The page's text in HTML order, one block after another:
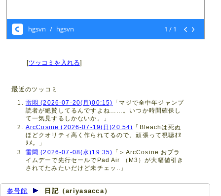
[ツッコミを入れる]
最近のツッコミ
雷悶 (2026-07-20(月)00:15)
「マジで全中年ジャンプ
読者が絶賛してるんですよね……。いつか時間確保し
て一気見するしかないか。」
ArcCosine (2026-07-19(日)20:54)
「Bleachは死ぬ
ほどクオリティ高く作られてるので、頑張って視聴ｵﾇ
ﾇﾒ。」
雷悶 (2026-07-08(水)19:35)
「＞ArcCosine おプラ
イムデーで先行セールでPad Air （M3）が大幅値引き
されてたみたいだけど未チェッ..」
参号館 日記（ariyasacca）